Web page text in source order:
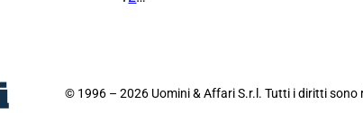
© 1996 – 2026 Uomini & Affari S.r.l. Tutti i diritti sono